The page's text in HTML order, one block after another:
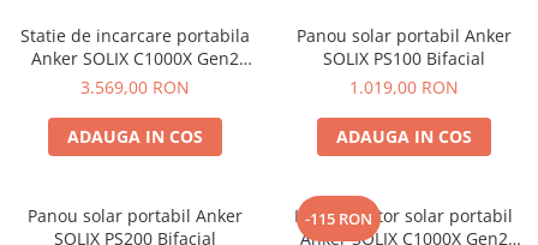
Incarcatoare solare PWM
Cabluri panouri fotovoltaice
Cabluri pentru echipamente
Accesorii
Statie de incarcare portabila
Anker SOLIX C1000X Gen2
2000W 1024Wh
3.569,00 RON
ADAUGA IN COS
Panou solar portabil Anker
SOLIX PS100 Bifacial
1.019,00 RON
ADAUGA IN COS
Panou solar portabil Anker
SOLIX PS200 Bifacial
-115 RON
Kit generator solar portabil
Anker SOLIX C1000X Gen2